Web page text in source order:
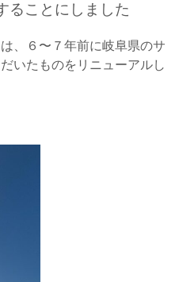
ることにしました
、６〜７年前に岐阜県のサ
いたものをリニューアルし